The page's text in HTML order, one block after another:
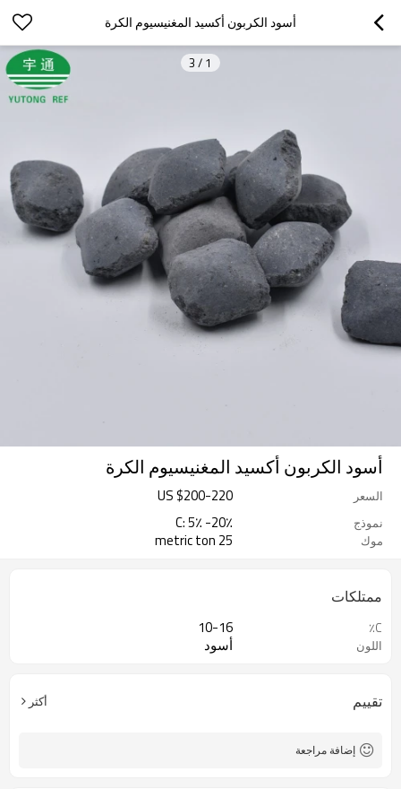
أسود الكربون أكسيد المغنيسيوم الكرة
1
/
3
أسود الكربون أكسيد المغنيسيوم الكرة
السعر US $200-220
نموذج C: 5٪ -20٪
موك 25 metric ton
ممتلكات
C٪ 10-16
اللون أسود
تقييم أكثر
إضافة مراجعة